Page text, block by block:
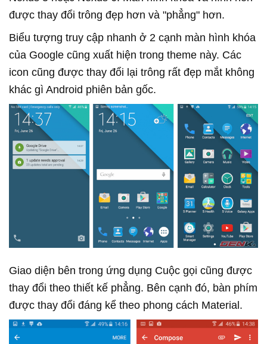
được thay đổi trông đẹp hơn và "phẳng" hơn.
Biểu tượng truy cập nhanh ở 2 cạnh màn hình khóa
của Google cũng xuất hiện trong theme này. Các
icon cũng được thay đổi lại trông rất đẹp mắt không
khác gì Android phiên bản gốc.
Giao diện bên trong ứng dụng Cuộc gọi cũng được
thay đổi theo thiết kế phẳng. Bên cạnh đó, bàn phím
được thay đổi đáng kể theo phong cách Material.